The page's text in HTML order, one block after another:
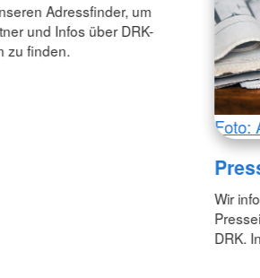
Adressfinder, um
und Infos über DRK-
zu finden.
Foto:
Wir
DRK.